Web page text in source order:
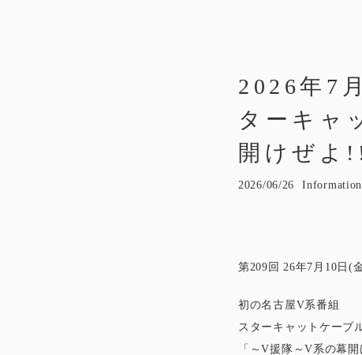
2026年7
ターキャ
開けぜよ
2026/06/26 Information
第209回 26年7月10日(
初の名古屋V系番組
スターキャットケーブ
「～V援隊～V系の幕